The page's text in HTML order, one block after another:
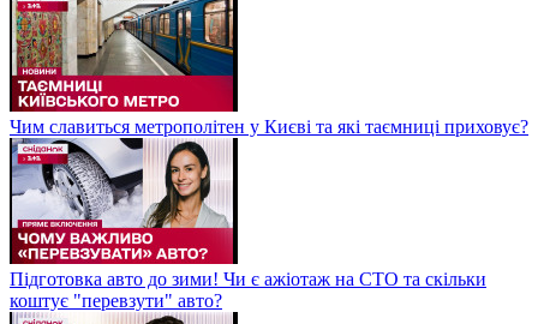
Чим славиться метрополітен у Києві та які таємниці приховує?
Підготовка авто до зими! Чи є ажіотаж на СТО та скільки
коштує "перевзути" авто?